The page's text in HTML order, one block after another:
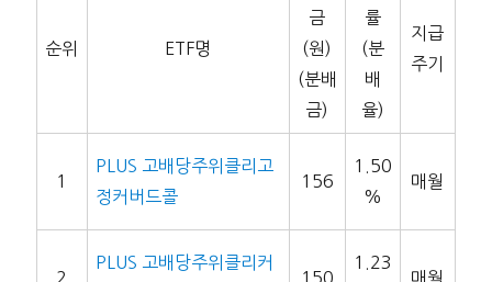
순위 ETF명
금
(원)
(분배
금)
률
(분
배
율)
지급
주기
1
PLUS 고배당주위클리고
정커버드콜
156
1.50
%
매월
2
PLUS 고배당주위클리커
150
1.23
매월